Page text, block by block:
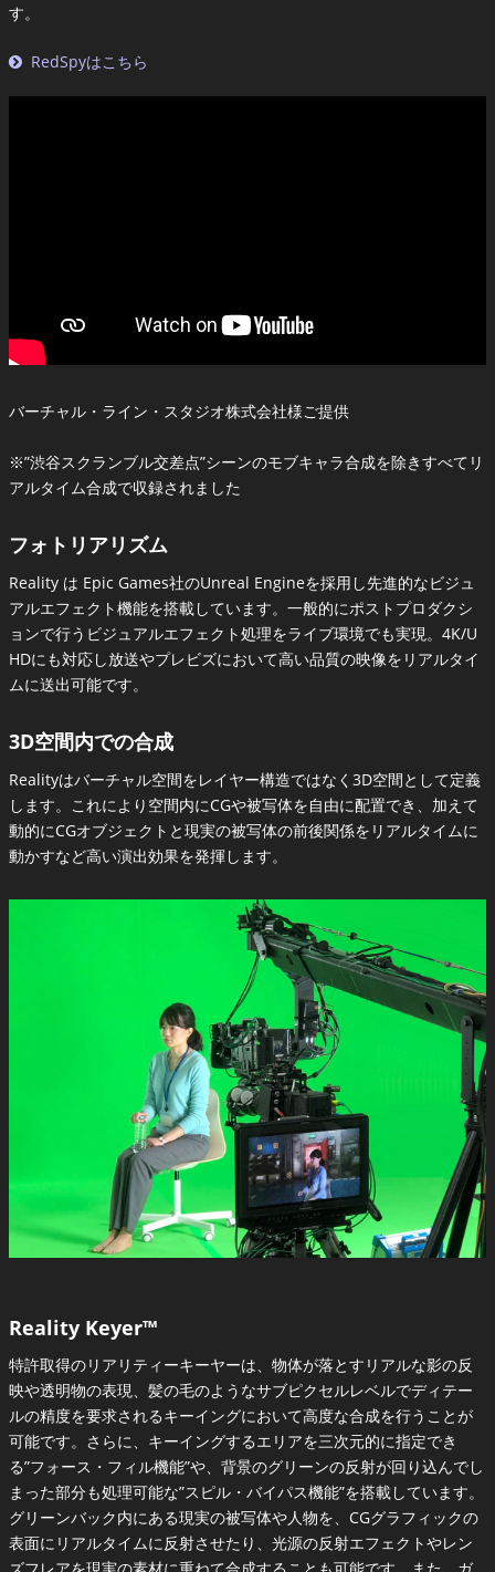
す。
RedSpyはこちら
バーチャル・ライン・スタジオ株式会社様ご提供
※”渋谷スクランブル交差点”シーンのモブキャラ合成を除きすべてリ
アルタイム合成で収録されました
フォトリアリズム
Reality は Epic Games社のUnreal Engineを採用し先進的なビジュ
アルエフェクト機能を搭載しています。一般的にポストプロダクシ
ョンで行うビジュアルエフェクト処理をライブ環境でも実現。4K/U
HDにも対応し放送やプレビズにおいて高い品質の映像をリアルタイ
ムに送出可能です。
3D空間内での合成
Realityはバーチャル空間をレイヤー構造ではなく3D空間として定義
します。これにより空間内にCGや被写体を自由に配置でき、加えて
動的にCGオブジェクトと現実の被写体の前後関係をリアルタイムに
動かすなど高い演出効果を発揮します。
Reality Keyer™
特許取得のリアリティーキーヤーは、物体が落とすリアルな影の反
映や透明物の表現、髪の毛のようなサブピクセルレベルでディテー
ルの精度を要求されるキーイングにおいて高度な合成を行うことが
可能です。さらに、キーイングするエリアを三次元的に指定でき
る”フォース・フィル機能”や、背景のグリーンの反射が回り込んでし
まった部分も処理可能な”スピル・バイパス機能”を搭載しています。
グリーンバック内にある現実の被写体や人物を、CGグラフィックの
表面にリアルタイムに反射させたり、光源の反射エフェクトやレン